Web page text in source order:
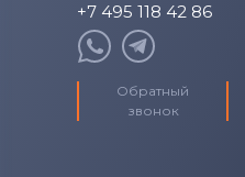
+7 495 118 42 86
Обратный
звонок